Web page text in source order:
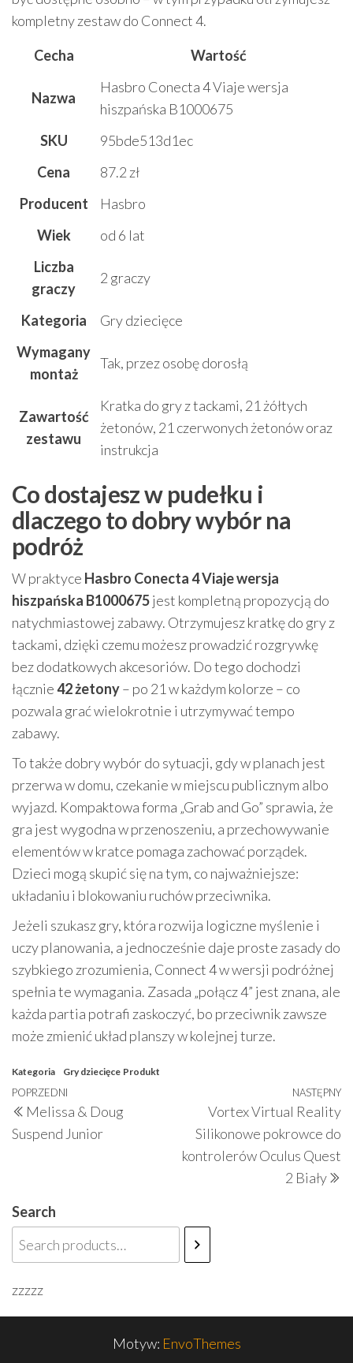
kompletny zestaw do Connect 4.
Cecha
Wartość
Nazwa
Hasbro Conecta 4 Viaje wersja
hiszpańska B1000675
SKU
95bde513d1ec
Cena
87.2 zł
Producent
Hasbro
Wiek
od 6 lat
Liczba
graczy
2 graczy
Kategoria
Gry dziecięce
Wymagany
montaż
Tak, przez osobę dorosłą
Zawartość
zestawu
Kratka do gry z tackami, 21 żółtych
żetonów, 21 czerwonych żetonów oraz
instrukcja
Co dostajesz w pudełku i
dlaczego to dobry wybór na
podróż
W praktyce Hasbro Conecta 4 Viaje wersja
hiszpańska B1000675jest kompletną propozycją do
natychmiastowej zabawy. Otrzymujesz kratkę do gry z
tackami, dzięki czemu możesz prowadzić rozgrywkę
bez dodatkowych akcesoriów. Do tego dochodzi
łącznie42 żetony– po 21 w każdym kolorze – co
pozwala grać wielokrotnie i utrzymywać tempo
zabawy.
To także dobry wybór do sytuacji, gdy w planach jest
przerwa w domu, czekanie w miejscu publicznym albo
wyjazd. Kompaktowa forma „Grab and Go” sprawia, że
gra jest wygodna w przenoszeniu, a przechowywanie
elementów w kratce pomaga zachować porządek.
Dzieci mogą skupić się na tym, co najważniejsze:
układaniu i blokowaniu ruchów przeciwnika.
Jeżeli szukasz gry, która rozwija logiczne myślenie i
uczy planowania, a jednocześnie daje proste zasady do
szybkiego zrozumienia, Connect 4 w wersji podróżnej
spełnia te wymagania. Zasada „połącz 4” jest znana, ale
każda partia potrafi zaskoczyć, bo przeciwnik zawsze
może zmienić układ planszy w kolejnej turze.
Kategoria Gry dziecięce Produkt
Nawigacja
wpisu
Poprzedni
wpis
POPRZEDNI
Melissa & Doug
Suspend Junior
NASTĘPNY
Vortex Virtual Reality
Silikonowe pokrowce do
kontrolerów Oculus Quest
2 Biały
Search
zzzzz
Motyw: EnvoThemes